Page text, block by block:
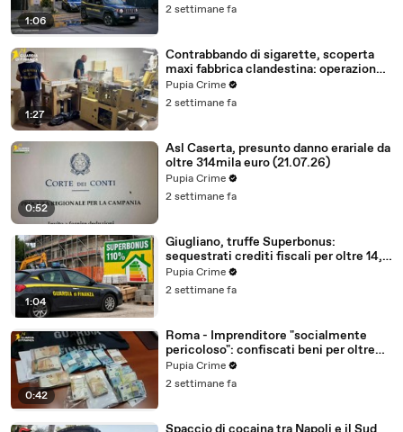
1:06
2 settimane fa
1:27
Contrabbando di sigarette, scoperta
maxi fabbrica clandestina: operazione
partita da Caserta (23.07.26)
Pupia Crime
2 settimane fa
0:52
Asl Caserta, presunto danno erariale da
oltre 314mila euro (21.07.26)
Pupia Crime
2 settimane fa
1:04
Giugliano, truffe Superbonus:
sequestrati crediti fiscali per oltre 14,5
milioni (21.07.26)
Pupia Crime
2 settimane fa
0:42
Roma - Imprenditore "socialmente
pericoloso": confiscati beni per oltre
2,3 milioni (20.07.26)
Pupia Crime
2 settimane fa